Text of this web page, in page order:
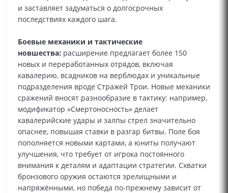
и заставляет задуматься о долгосрочных
последствиях каждого шага.
Боевые механики и тактические
новшества: расширение предлагает более 150
новых и переработанных отрядов, включая
кавалерию, всадников на верблюдах и уникальные
подразделения вроде Стражей Трои. Новые механики
сражений вносят разнообразие в тактику: например,
модификатор «Смертоносность» делает
кавалерийские удары и залпы стрел значительно
опаснее, повышая ставки в разгар битвы. Поле боя
пополняется новыми картами, а юниты получают
улучшения, что требует от игрока постоянного
внимания к деталям и адаптации стратегии. Схватки
бронзового оружия остаются зрелищными и
напряжёнными, но победа по‑прежнему зависит от